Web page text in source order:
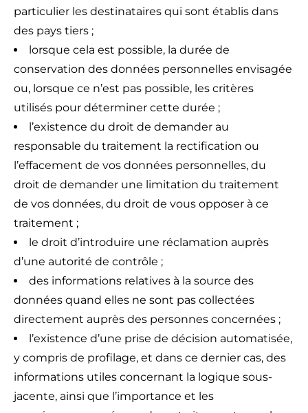
particulier les destinataires qui sont établis dans
des pays tiers ;
lorsque cela est possible, la durée de
conservation des données personnelles envisagée
ou, lorsque ce n’est pas possible, les critères
utilisés pour déterminer cette durée ;
l’existence du droit de demander au
responsable du traitement la rectification ou
l’effacement de vos données personnelles, du
droit de demander une limitation du traitement
de vos données, du droit de vous opposer à ce
traitement ;
le droit d’introduire une réclamation auprès
d’une autorité de contrôle ;
des informations relatives à la source des
données quand elles ne sont pas collectées
directement auprès des personnes concernées ;
l’existence d’une prise de décision automatisée,
y compris de profilage, et dans ce dernier cas, des
informations utiles concernant la logique sous-
jacente, ainsi que l’importance et les